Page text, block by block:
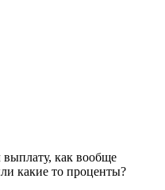
как вообще
какие то проценты?